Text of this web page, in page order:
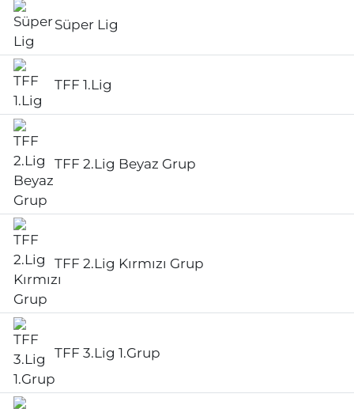
Süper Lig
TFF 1.Lig
TFF 2.Lig Beyaz Grup
TFF 2.Lig Kırmızı Grup
TFF 3.Lig 1.Grup